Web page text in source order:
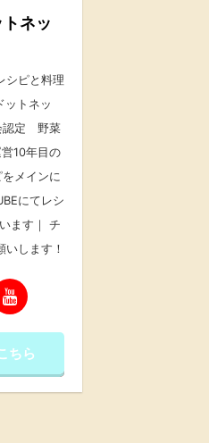
ネッ
シピと料理
ットネッ
認定 野菜
10年目の
メインに
にてレシ
ます｜ チ
いします！
ちら